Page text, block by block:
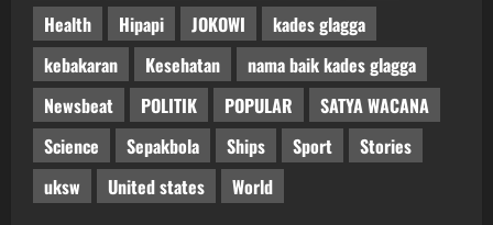
Health
Hipapi JOKOWI
kades glagga
kebakaran
Kesehatan
nama baik kades glagga
Newsbeat
POLITIK POPULAR
SATYA WACANA
Science
Sepakbola Ships Sport
Stories
uksw
United states World